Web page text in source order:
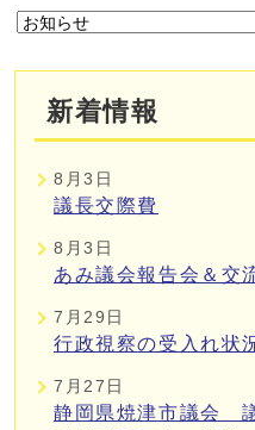
新着情報
8月3日
議長交際費
8月3日
あみ議会報告会＆交
7月29日
行政視察の受入れ状
7月27日
静岡県焼津市議会